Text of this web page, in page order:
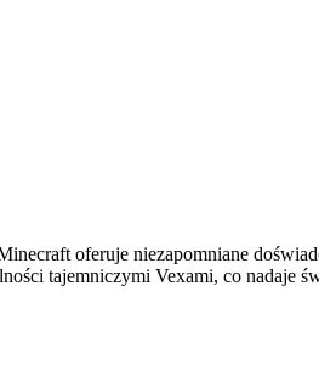
oferuje niezapomniane
tajemniczymi Vexami, co nadaje